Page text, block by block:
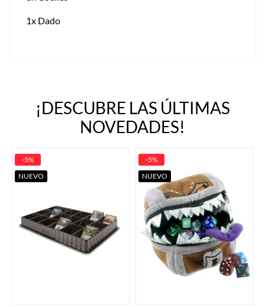
1x Dado
¡DESCUBRE LAS ÚLTIMAS
NOVEDADES!
-5%
NUEVO
-5%
NUEVO